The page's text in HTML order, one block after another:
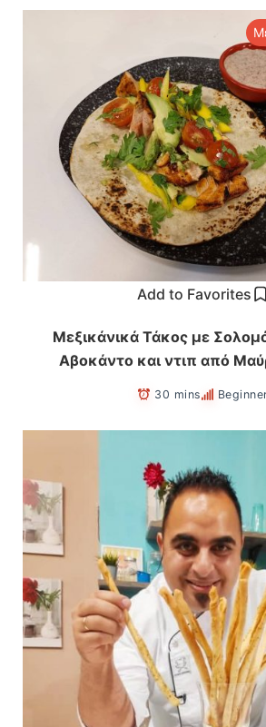
Add to Favorites
Μεξικάνικά Τάκος με
Αβοκάντο και ντιπ από
30 mins